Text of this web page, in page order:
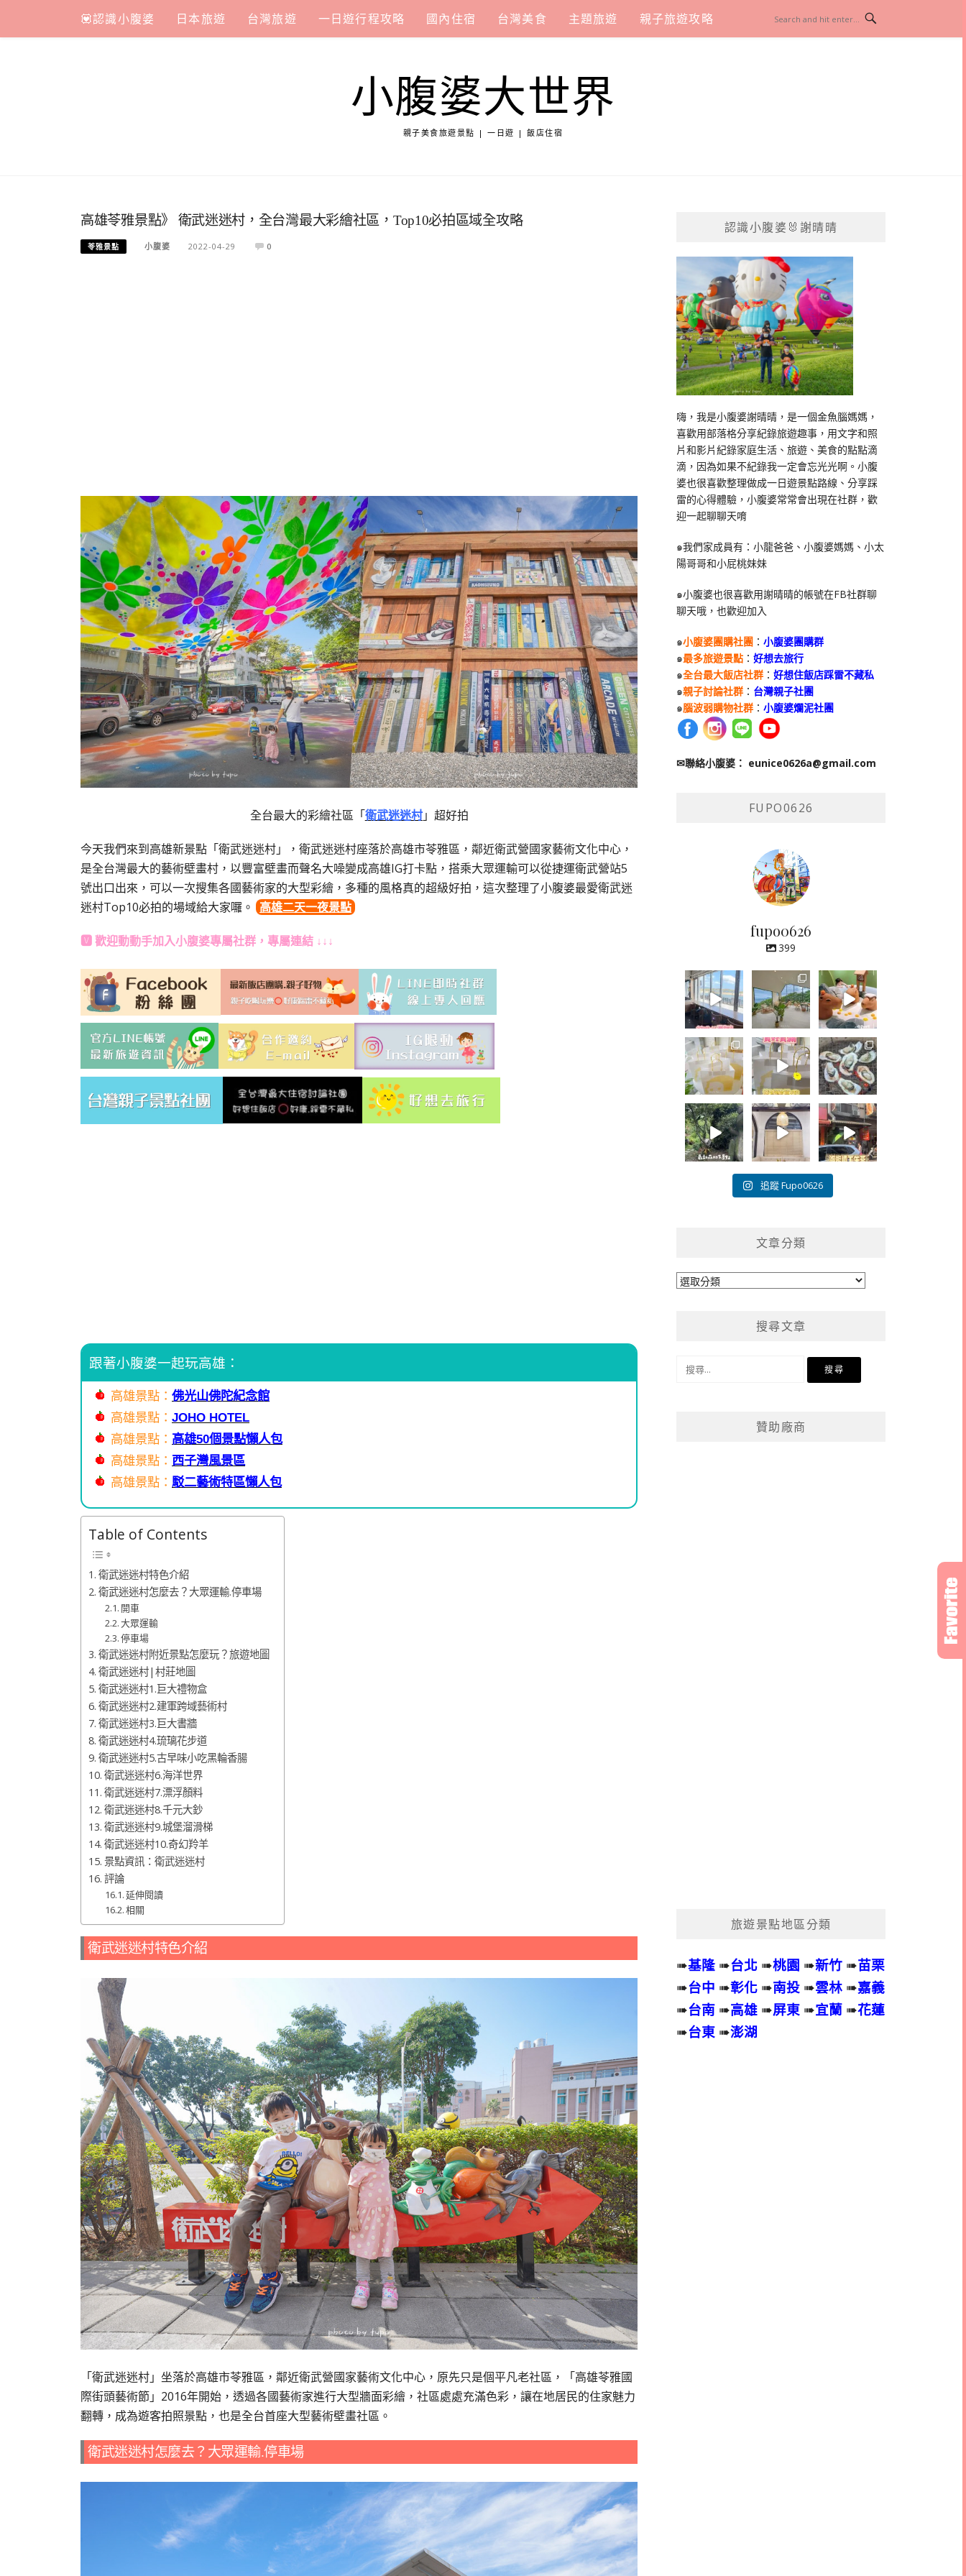
content
💟認識小腹婆 日本旅遊 台灣旅遊 一日遊行程攻略 國內住宿 台灣美食 主題旅遊 親子旅遊攻略
小腹婆大世界
親子美食旅遊景點 | 一日遊 | 飯店住宿
高雄苓雅景點》 衛武迷迷村，全台灣最大彩繪社區，Top10必拍區域全攻略
苓雅景點 小腹婆 2022-04-29 0
全台最大的彩繪社區「衛武迷迷村」超好拍
今天我們來到高雄新景點「衛武迷迷村」，衛武迷迷村座落於高雄市苓雅區，鄰近衛武營國家藝術文化中心，
是全台灣最大的藝術壁畫村，以豐富壁畫而聲名大噪變成高雄IG打卡點，搭乘大眾運輸可以從捷運衛武營站5
號出口出來，可以一次搜集各國藝術家的大型彩繪，多種的風格真的超級好拍，這次整理了小腹婆最愛衛武迷
迷村Top10必拍的場域給大家囉。 高雄二天一夜景點
🆅 歡迎動動手加入小腹婆專屬社群 ，專屬連結 ↓↓↓
跟著小腹婆一起玩高雄：
高雄景點： 佛光山佛陀紀念館
高雄景點： JOHO HOTEL
高雄景點： 高雄50個景點懶人包
高雄景點： 西子灣風景區
高雄景點： 駁二藝術特區懶人包
Table of Contents
衛武迷迷村特色介紹
衛武迷迷村怎麼去？大眾運輸.停車場
開車
大眾運輸
停車場
衛武迷迷村附近景點怎麼玩？旅遊地圖
衛武迷迷村|村莊地圖
衛武迷迷村1.巨大禮物盒
衛武迷迷村2.建軍跨域藝術村
衛武迷迷村3.巨大書牆
衛武迷迷村4.琉璃花步道
衛武迷迷村5.古早味小吃黑輪香腸
衛武迷迷村6.海洋世界
衛武迷迷村7.漂浮顏料
衛武迷迷村8.千元大鈔
衛武迷迷村9.城堡溜滑梯
衛武迷迷村10.奇幻羚羊
景點資訊：衛武迷迷村
評論
延伸閱讀
相關
衛武迷迷村特色介紹
「衛武迷迷村」坐落於高雄市苓雅區，鄰近衛武營國家藝術文化中心，原先只是個平凡老社區，「高雄苓雅國
際街頭藝術節」2016年開始，透過各國藝術家進行大型牆面彩繪，社區處處充滿色彩，讓在地居民的住家魅力
翻轉，成為遊客拍照景點，也是全台首座大型藝術壁畫社區。
衛武迷迷村怎麼去？大眾運輸.停車場
認識小腹婆🐰謝晴晴
嗨，我是小腹婆謝晴晴，是一個金魚腦媽媽，
喜歡用部落格分享紀錄旅遊趣事，用文字和照
片和影片紀錄家庭生活、旅遊、美食的點點滴
滴，因為如果不紀錄我一定會忘光光啊。小腹
婆也很喜歡整理做成一日遊景點路線、分享踩
雷的心得體驗，小腹婆常常會出現在社群，歡
迎一起聊聊天唷
๑我們家成員有：小龍爸爸、小腹婆媽媽、小太
陽哥哥和小屁桃妹妹
๑小腹婆也很喜歡用謝晴晴的帳號在FB社群聊
聊天哦，也歡迎加入
๑小腹婆團購社團 ：小腹婆團購群
๑最多旅遊景點 ：好想去旅行
๑全台最大飯店社群 ：好想住飯店踩雷不藏私
๑親子討論社群 ： 台灣親子社團
๑腦波弱購物社群 ：小腹婆爛泥社團
✉聯絡小腹婆： eunice0626a@gmail.com
FUPO0626
fupo0626
399
追蹤 Fupo0626
文章分類
文
搜尋文章
贊助廠商
旅遊景點地區分類
➠基隆 ➠台北 ➠桃園 ➠新竹 ➠苗栗
➠台中 ➠彰化 ➠南投 ➠雲林 ➠嘉義
➠台南 ➠高雄 ➠屏東 ➠宜蘭 ➠花蓮
➠台東 ➠澎湖